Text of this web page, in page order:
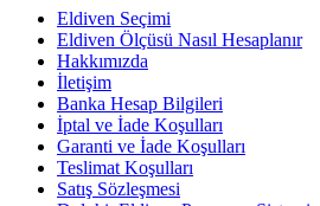
Eldiven Seçimi
Eldiven Ölçüsü Nasıl Hesaplanır
Hakkımızda
İletişim
Banka Hesap Bilgileri
İptal ve İade Koşulları
Garanti ve İade Koşulları
Teslimat Koşulları
Satış Sözleşmesi